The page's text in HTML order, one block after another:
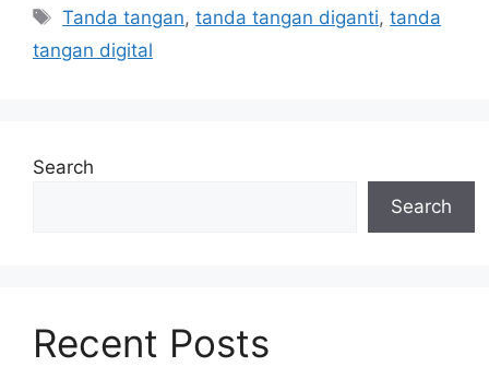
Tags
Tanda tangan,tanda tangan diganti,tanda
tangan digital
Search
Search
Recent Posts